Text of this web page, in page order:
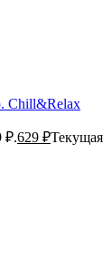
Chill&Relax
₽.629 ₽Текущая